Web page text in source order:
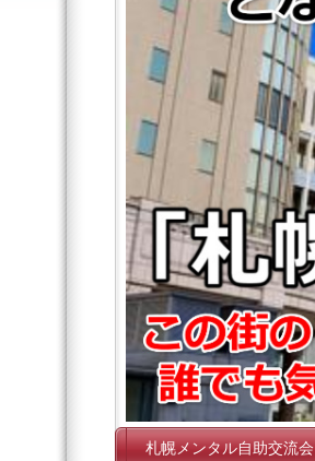
札幌メンタル自助交流会